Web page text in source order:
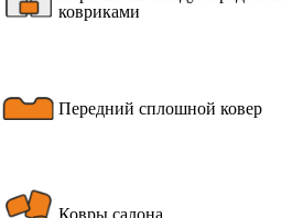
ковриками
Передний сплошной ковер
Ковры салона